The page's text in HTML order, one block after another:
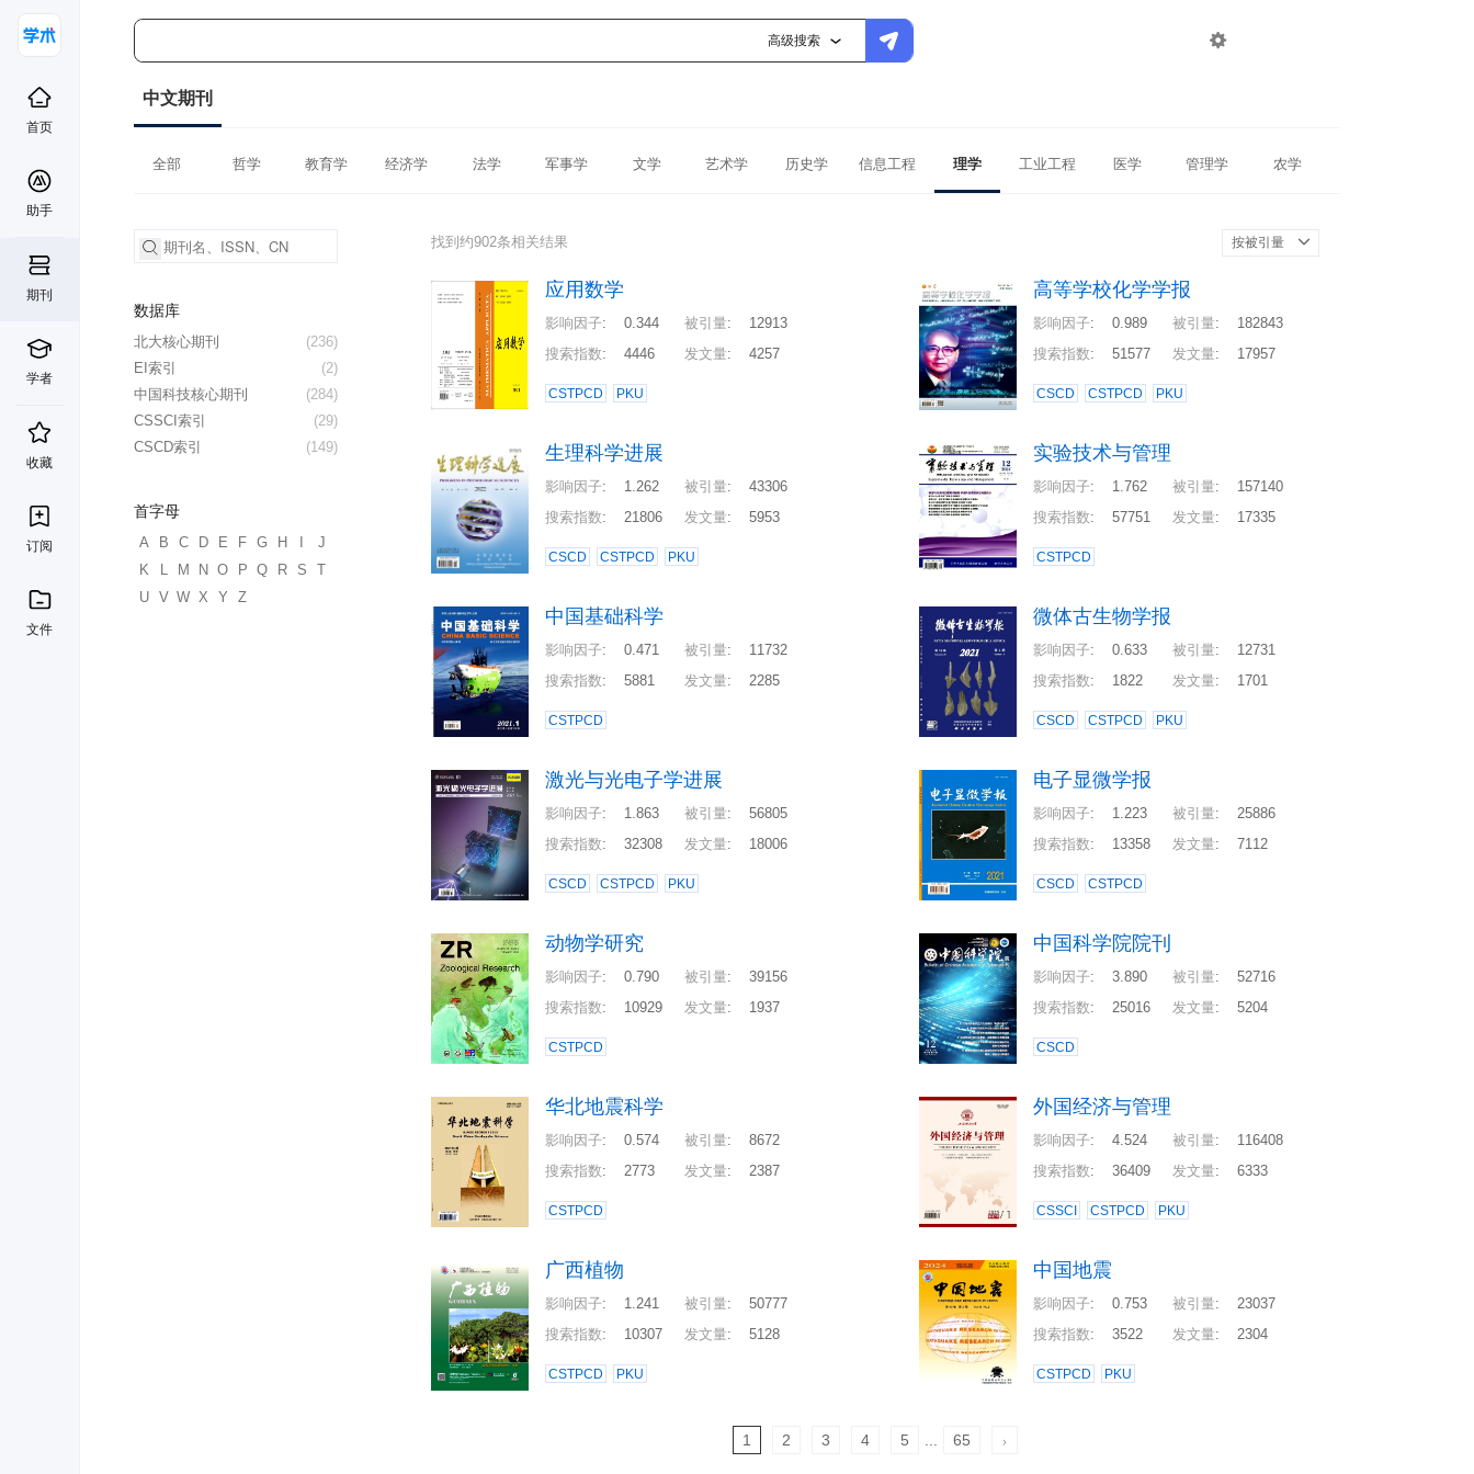
高级搜索 
首页
助手
期刊
学者
收藏
订阅
文件
中文期刊
全部 哲学 教育学 经济学 法学 军事学 文学 艺术学 历史学 信息工程 理学 工业工程 医学 管理学 农学
数据库
(236)
北大核心期刊
(2)
EI索引
(284)
中国科技核心期刊
(29)
CSSCI索引
(149)
CSCD索引
首字母
A B C D E F G H
J
K
L M N O P Q R S
T
U
V W X Y Z
找到约902条相关结果 按被引量
应用数学
影响因子: 0.344 被引量:
12913
搜索指数: 4446 发文量: 4257
CSTPCD PKU
高等学校化学学报
影响因子: 0.989 被引量:
182843
搜索指数: 51577 发文量: 17957
CSCD CSTPCD PKU
生理科学进展
影响因子: 1.262 被引量:
43306
搜索指数: 21806 发文量: 5953
CSCD CSTPCD PKU
实验技术与管理
影响因子: 1.762 被引量:
157140
搜索指数: 57751 发文量: 17335
CSTPCD
中国基础科学
影响因子: 0.471 被引量:
11732
搜索指数: 5881 发文量: 2285
CSTPCD
微体古生物学报
影响因子: 0.633 被引量:
12731
搜索指数: 1822 发文量: 1701
CSCD CSTPCD PKU
激光与光电子学进展
影响因子: 1.863 被引量:
56805
搜索指数: 32308 发文量: 18006
CSCD CSTPCD PKU
电子显微学报
影响因子: 1.223 被引量:
25886
搜索指数: 13358 发文量: 7112
CSCD CSTPCD
动物学研究
影响因子: 0.790 被引量:
39156
搜索指数: 10929 发文量: 1937
CSTPCD
中国科学院院刊
影响因子: 3.890 被引量:
52716
搜索指数: 25016 发文量: 5204
CSCD
华北地震科学
影响因子: 0.574 被引量:
8672
搜索指数: 2773 发文量: 2387
CSTPCD
外国经济与管理
影响因子: 4.524 被引量:
116408
搜索指数: 36409 发文量: 6333
CSSCI CSTPCD PKU
广西植物
影响因子: 1.241 被引量:
50777
搜索指数: 10307 发文量: 5128
CSTPCD PKU
中国地震
影响因子: 0.753 被引量:
23037
搜索指数: 3522 发文量: 2304
CSTPCD PKU
1 2 3 4 5 65 